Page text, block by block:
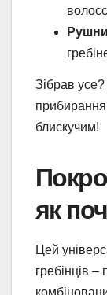
Зібрав
блискучим!
як
Цей
гребінців